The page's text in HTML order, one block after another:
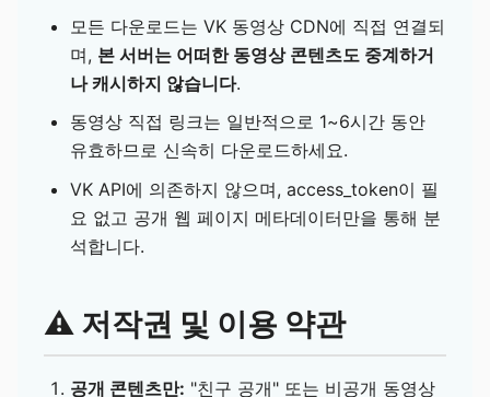
모든 다운로드는 VK 동영상 CDN에 직접 연결되
며, 본 서버는 어떠한 동영상 콘텐츠도 중계하거
나 캐시하지 않습니다.
동영상 직접 링크는 일반적으로 1~6시간 동안
유효하므로 신속히 다운로드하세요.
VK API에 의존하지 않으며, access_token이 필
요 없고 공개 웹 페이지 메타데이터만을 통해 분
석합니다.
⚠️ 저작권 및 이용 약관
공개 콘텐츠만: "친구 공개" 또는 비공개 동영상